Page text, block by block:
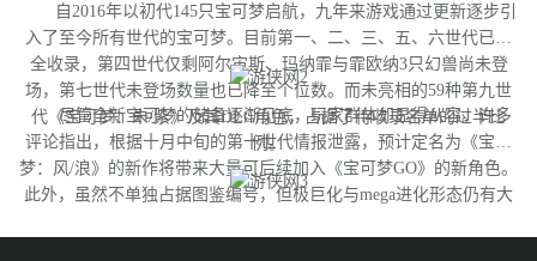
自2016年以初代145只宝可梦启航，九年来游戏通过更新逐步引
入了至今所有世代的宝可梦。目前第一、二、三、五、六世代已完
全收录，第四世代仅剩阿尔宙斯、玛纳霏与霏欧纳3只幻兽尚未登
场，第七世代未登场数量也已降至个位数。而未亮相的59种第九世
代《宝可梦：朱/紫》及其DLC角色，占据了待收录名单的过半比
例。
尽管全新宝可梦的储备逐渐见底，玩家群体却显得从容。许多
评论指出，根据十月中旬的第十世代情报泄露，预计定名为《宝可
梦：风/浪》的新作将带来大量可后续加入《宝可梦GO》的新角色。
此外，虽然不单独占据图鉴编号，但极巨化与mega进化形态仍有大